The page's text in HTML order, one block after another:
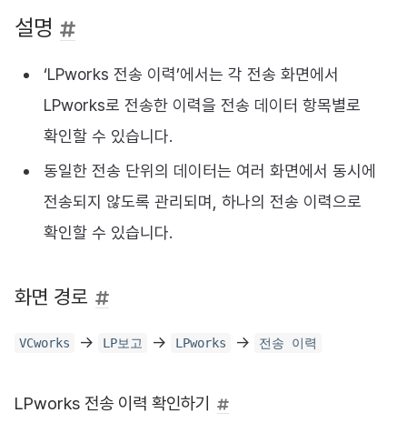
설명
‘LPworks 전송 이력’에서는 각 전송 화면에서
LPworks로 전송한 이력을 전송 데이터 항목별로
확인할 수 있습니다.
동일한 전송 단위의 데이터는 여러 화면에서 동시에
전송되지 않도록 관리되며, 하나의 전송 이력으로
확인할 수 있습니다.
화면 경로
VCworks → LP보고 → LPworks → 전송 이력
LPworks 전송 이력 확인하기